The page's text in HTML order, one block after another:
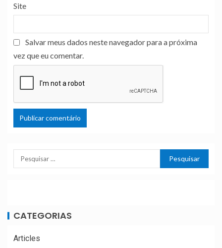
Site
Salvar meus dados neste navegador para a próxima
vez que eu comentar.
CATEGORIAS
Articles